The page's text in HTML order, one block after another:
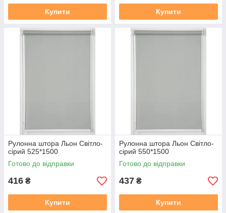
Купити Купити
Рулонна штора Льон Cвiтло-
сiрий 525*1500
Готово до відправки
416 ₴
Купити
Рулонна штора Льон Cвiтло-
сiрий 550*1500
Готово до відправки
437 ₴
Купити